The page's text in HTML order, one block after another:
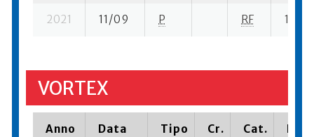
2021 11/09 P RF 17 su-
VORTEX
Anno Data Tipo Cr. Cat.